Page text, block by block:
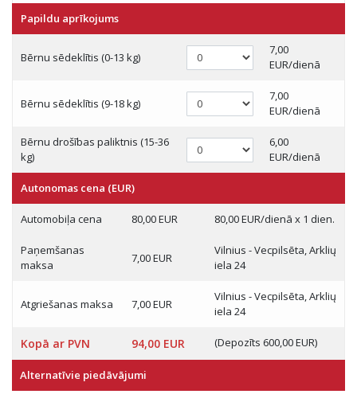
Papildu aprīkojums
Bērnu sēdeklītis (0-13 kg)
7,00
EUR/dienā
Bērnu sēdeklītis (9-18 kg)
7,00
EUR/dienā
Bērnu drošības paliktnis (15-36
kg)
6,00
EUR/dienā
Autonomas cena (EUR)
Automobiļa cena 80,00 EUR 80,00 EUR/dienā x 1 dien.
Paņemšanas
maksa
7,00 EUR
Vilnius - Vecpilsēta, Arklių
iela 24
Atgriešanas maksa 7,00 EUR
Vilnius - Vecpilsēta, Arklių
iela 24
Kopā ar PVN 94,00 EUR (Depozīts 600,00 EUR)
Alternatīvie piedāvājumi